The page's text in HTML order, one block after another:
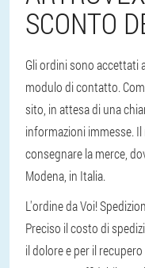
SCONTO
Gli ordini sono accettati
modulo di contatto.
sito, in attesa di una
informazioni immesse.
consegnare la merce,
Modena, in Italia.
L'ordine da Voi!
Preciso il costo di
il dolore e per il